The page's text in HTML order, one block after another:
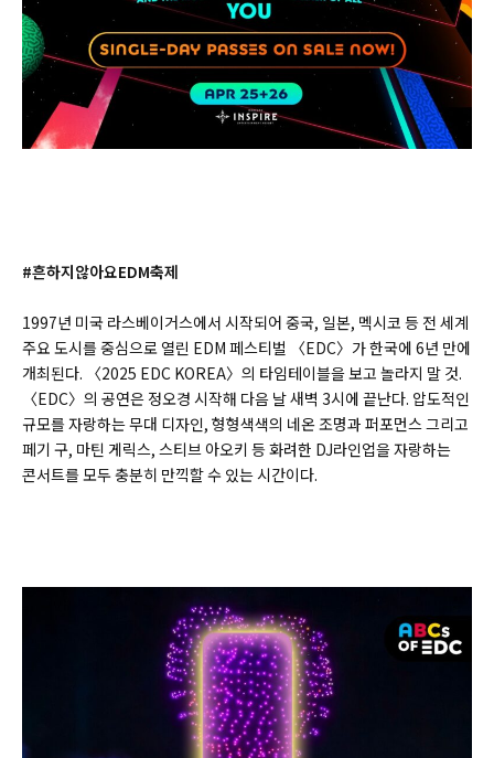
#흔하지않아요EDM축제
1997년 미국 라스베이거스에서 시작되어 중국, 일본, 멕시코 등 전 세계
주요 도시를 중심으로 열린 EDM 페스티벌 〈EDC〉가 한국에 6년 만에
개최된다. 〈2025 EDC KOREA〉의 타임테이블을 보고 놀라지 말 것.
〈EDC〉의 공연은 정오경 시작해 다음 날 새벽 3시에 끝난다. 압도적인
규모를 자랑하는 무대 디자인, 형형색색의 네온 조명과 퍼포먼스 그리고
페기 구, 마틴 게릭스, 스티브 아오키 등 화려한 DJ라인업을 자랑하는
콘서트를 모두 충분히 만끽할 수 있는 시간이다.